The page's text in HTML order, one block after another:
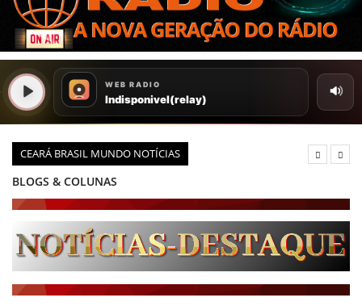
CEARÁ BRASIL MUNDO NOTÍCIAS
BLOGS & COLUNAS
PODCAST - PONTO DE VISTA
BRASIL DE FATO - ÚLTIMAS NOTÍCIAS
BRASIL DE FATO
NOTÍCIAS GERAIS
CONECTE-SE
REGISTO